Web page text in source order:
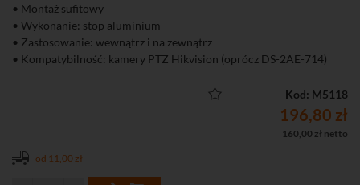
• Montaż sufitowy
• Wykonanie: stop aluminium
• Zastosowanie: wewnątrz i na zewnątrz
• Kompatybilność: kamery PTZ Hikvision (oprócz DS-2AE-714)
Kod: M5118
196,80 zł
160,00 zł netto
od 11,00 zł